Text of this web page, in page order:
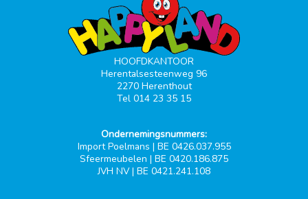
HOOFDKANTOOR
Herentalsesteenweg 96
2270 Herenthout
Tel 014 23 35 15
Ondernemingsnummers:
Import Poelmans | BE 0426.037.955
Sfeermeubelen | BE 0420.186.875
JVH NV | BE 0421.241.108